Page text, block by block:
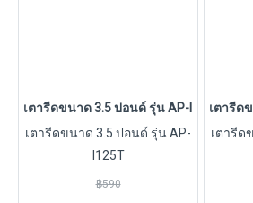
เตารีดขนาด 3.5 ปอนด์ รุ่น AP-I125T
เตารีดขนาด 3.5 ปอนด์ รุ่น AP-
I125T
฿590
เตารีด
เตารีด